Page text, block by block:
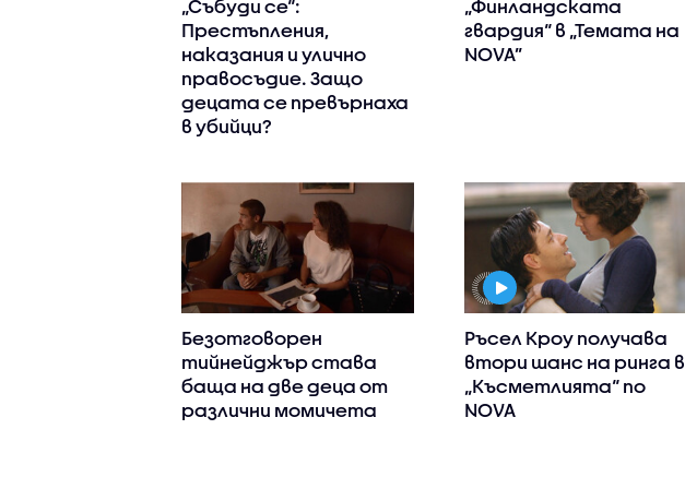
„Събуди се“:
Престъпления,
наказания и улично
правосъдие. Защо
децата се превърнаха
в убийци?
„Финландската
гвардия“ в „Темата на
NOVA”
Безотговорен
тийнейджър става
баща на две деца от
различни момичета
Ръсел Кроу получава
втори шанс на ринга в
„Късметлията“ по
NOVA